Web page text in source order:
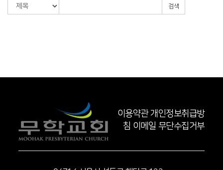
검색
이용약관 개인정보취급방
침 이메일 무단수집거부